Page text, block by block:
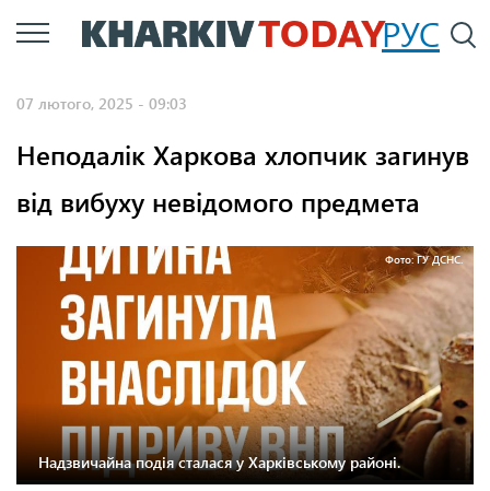
Перейти
до
РУС
07 лютого, 2025 - 09:03
Неподалік Харкова хлопчик загинув
від вибуху невідомого предмета
Фото: ГУ ДСНС.
Надзвичайна подія сталася у Харківському районі.